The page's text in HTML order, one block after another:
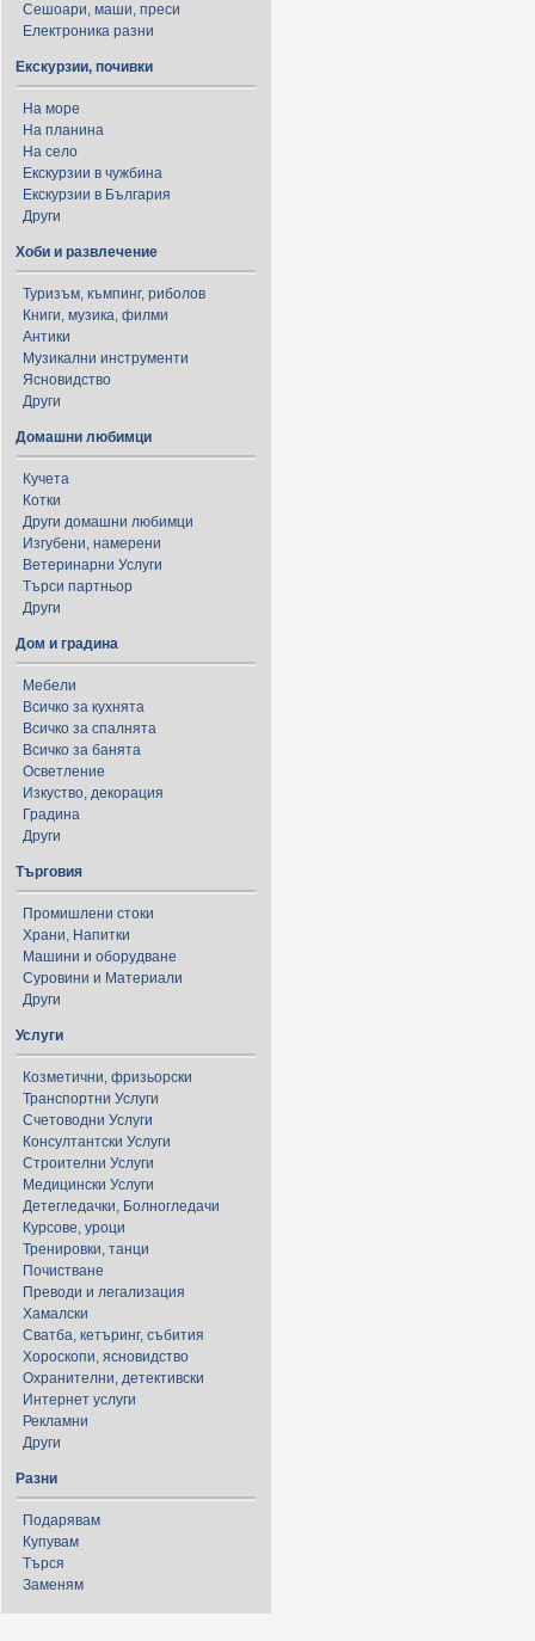
Сешоари, маши, преси
Електроника разни
Екскурзии, почивки
На море
На планина
На село
Екскурзии в чужбина
Екскурзии в България
Други
Хоби и развлечение
Туризъм, къмпинг, риболов
Книги, музика, филми
Антики
Музикални инструменти
Ясновидство
Други
Домашни любимци
Кучета
Котки
Други домашни любимци
Изгубени, намерени
Ветеринарни Услуги
Търси партньор
Други
Дом и градина
Мебели
Всичко за кухнята
Всичко за спалнята
Всичко за банята
Осветление
Изкуство, декорация
Градина
Други
Търговия
Промишлени стоки
Храни, Напитки
Машини и оборудване
Суровини и Материали
Други
Услуги
Козметични, фризьорски
Транспортни Услуги
Счетоводни Услуги
Консултантски Услуги
Строителни Услуги
Медицински Услуги
Детегледачки, Болногледачи
Курсове, уроци
Тренировки, танци
Почистване
Преводи и легализация
Хамалски
Сватба, кетъринг, събития
Хороскопи, ясновидство
Охранителни, детективски
Интернет услуги
Рекламни
Други
Разни
Подарявам
Купувам
Търся
Заменям